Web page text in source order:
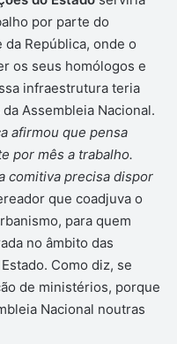
por parte do
República, onde o
os seus homólogos e
infraestrutura teria
Assembleia Nacional.
afirmou que pensa
por mês a trabalho.
comitiva precisa dispor
que coadjuva o
para quem
no âmbito das
Como diz, se
de ministérios, porque
Nacional noutras